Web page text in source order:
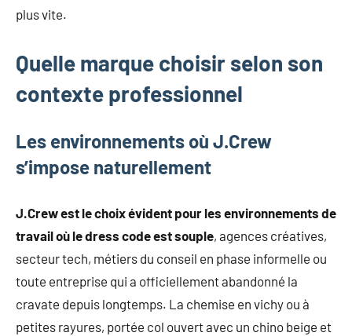
plus vite.
Quelle marque choisir selon son
contexte professionnel
Les environnements où J.Crew
s’impose naturellement
J.Crew est le choix évident pour les environnements de
travail où le dress code est souple, agences créatives,
secteur tech, métiers du conseil en phase informelle ou
toute entreprise qui a officiellement abandonné la
cravate depuis longtemps. La chemise en vichy ou à
petites rayures, portée col ouvert avec un chino beige et